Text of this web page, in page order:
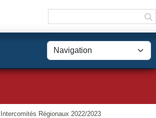
Intercomités Régionaux 2022/2023
des cookies